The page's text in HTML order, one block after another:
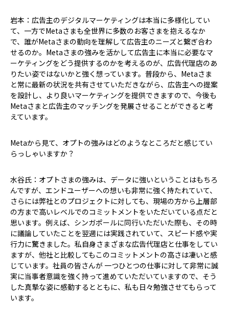
岩本：広告主のデジタルマーケティングは本当に多様化してい
て、一方でMetaさまも全世界に多数のお客さまを抱えるなか
で、誰がMetaさまの動向を理解して広告主のニーズと繋ぎ合わ
せるのか。Metaさまの強みを活かして広告主に本当に必要なマ
ーケティングをどう提供するのかを考えるのが、広告代理店のあ
りたい姿ではないかと強く想っています。普段から、Metaさま
と常に最新の状況を共有させていただきながら、広告主への提案
を設計し、より良いマーケティングを提供できますので、今後も
Metaさまと広告主のマッチングを発展させることができると考
えています。
――Metaから見て、オプトの強みはどのようなところだと感じてい
らっしゃいますか？
水谷氏：オプトさまの強みは、データに強いということはもちろ
んですが、エンドユーザーへの想いも非常に強く持たれていて、
さらには弊社とのプロジェクトに対しても、現場の方から上層部
の方まで高いレベルでのコミットメントをいただいている点だと
思います。例えば、シンガポールに同行いただいた際も、その時
に議論していたことを翌週には実践されていて、スピード感や実
行力に驚きました。私自身さまざまな広告代理店と仕事をしてい
ますが、他社と比較してもこのコミットメントの高さは凄いと感
じています。社員の皆さんが 一つひとつの仕事に対して非常に誠
実に当事者意識を強く持って進めていただいていますので、そう
した真摯な姿に感動するとともに、私も日々勉強させてもらって
います。